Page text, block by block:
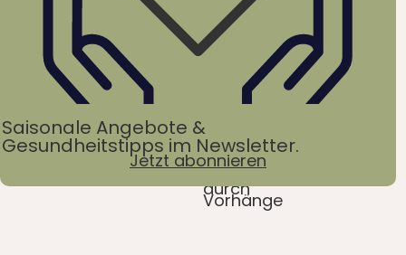
Saisonale Angebote &
Gesundheitstipps im Newsletter.
Jetzt abonnieren